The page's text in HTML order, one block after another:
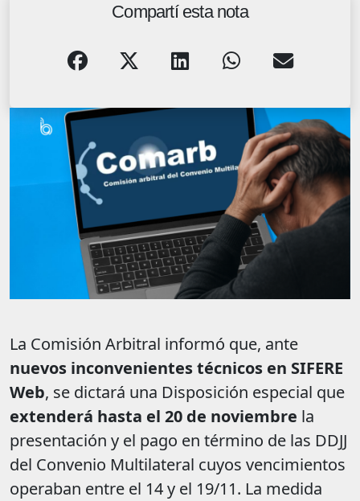
Compartí esta nota
La Comisión Arbitral informó que, ante
nuevos inconvenientes técnicos en SIFERE
Web, se dictará una Disposición especial que
extenderá hasta el 20 de noviembre la
presentación y el pago en término de las DDJJ
del Convenio Multilateral cuyos vencimientos
operaban entre el 14 y el 19/11. La medida